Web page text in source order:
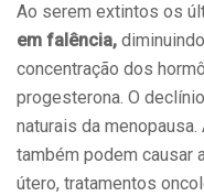
Ao serem extintos os
em falência,
concentração dos
progesterona. O
naturais da
também podem causar
útero, tratamentos